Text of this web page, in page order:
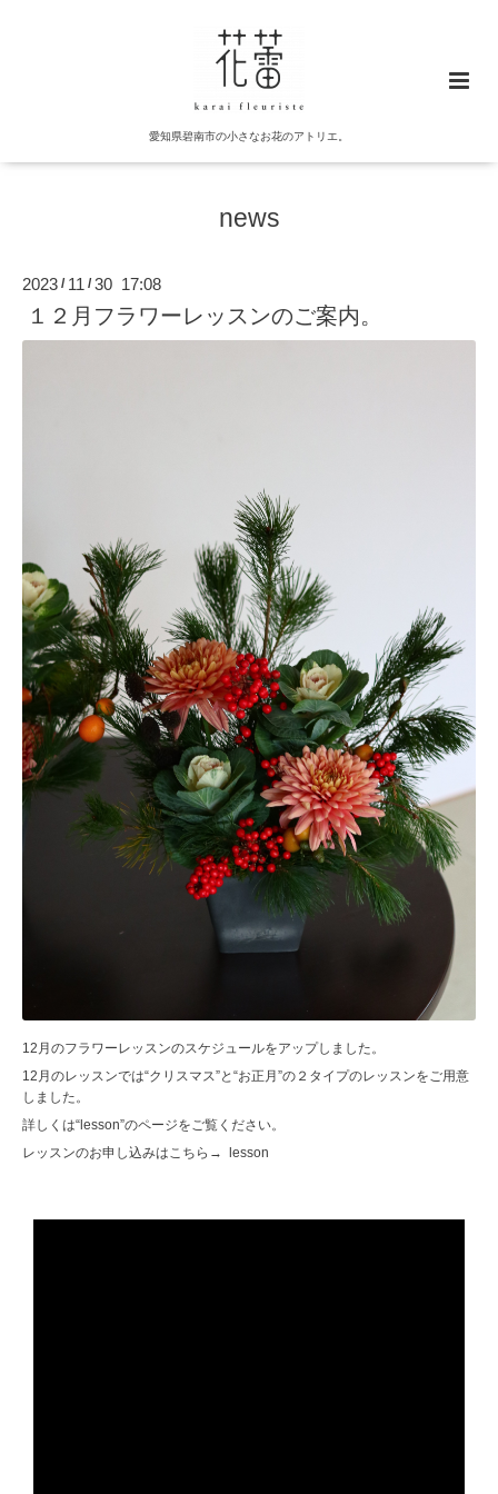
愛知県碧南市の小さなお花のアトリエ。
news
2023 / 11 /30 17:08
１２月フラワーレッスンのご案内。
12月のフラワーレッスンのスケジュールをアップしました。
12月のレッスンでは“クリスマス”と“お正月”の２タイプのレッスンをご用意
しました。
詳しくは“lesson”のページをご覧ください。
レッスンのお申し込みはこちら→
lesson